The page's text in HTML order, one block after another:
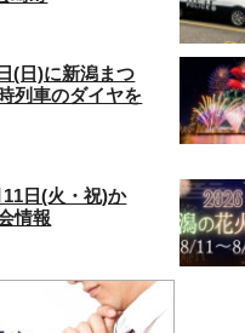
(日)に新潟まつ
列車のダイヤを
11日(火・祝)か
情報